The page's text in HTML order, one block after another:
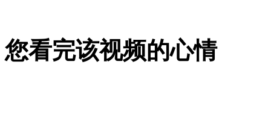
您看完该视频的心情